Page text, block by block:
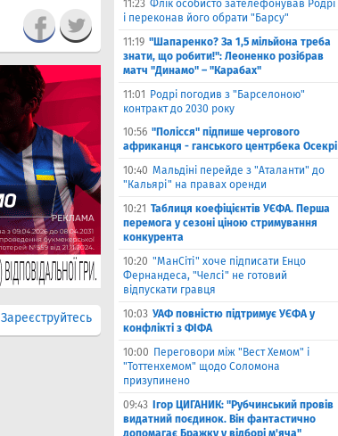
Зареєструйтесь
11:23 Флік особисто зателефонував Родрі
і переконав його обрати "Барсу"
11:19 "Шапаренко? За 1,5 мільйона треба
знати, що робити!": Леоненко розібрав
матч "Динамо" – "Карабах"
11:01
Родрі погодив з "Барселоною"
контракт до 2030 року
10:56 "Полісся" підпише чергового
африканця - ганського центрбека Осекрі
10:40 Мальдіні перейде з "Аталанти" до
"Кальярі" на правах оренди
10:21 Таблиця коефіцієнтів УЄФА. Перша
перемога у сезоні ціною стримування
конкурента
10:20 "МанСіті" хоче підписати Енцо
Фернандеса, "Челсі" не готовий
відпускати гравця
10:03 УАФ повністю підтримує УЄФА у
конфлікті з ФІФА
10:00 Переговори між "Вест Хемом" і
"Тоттенхемом" щодо Соломона
призупинено
09:43
Ігор ЦИГАНИК: "Рубчинський провів
видатний поєдинок. Він фантастично
допомагає Бражку у відборі м'яча"